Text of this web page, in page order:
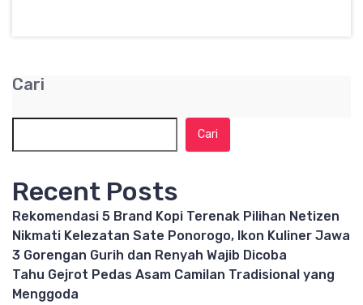
Cari
Cari
Recent Posts
Rekomendasi 5 Brand Kopi Terenak Pilihan Netizen
Nikmati Kelezatan Sate Ponorogo, Ikon Kuliner Jawa
3 Gorengan Gurih dan Renyah Wajib Dicoba
Tahu Gejrot Pedas Asam Camilan Tradisional yang
Menggoda